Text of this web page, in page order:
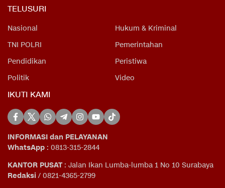
TELUSURI
Nasional
Hukum & Kriminal
TNI POLRI
Pemerintahan
Pendidikan
Peristiwa
Politik
Video
IKUTI KAMI
INFORMASI dan PELAYANAN
WhatsApp : 0813-315-2844
KANTOR PUSAT: Jalan Ikan Lumba-lumba 1 No 10 Surabaya
Redaksi / 0821-4365-2799